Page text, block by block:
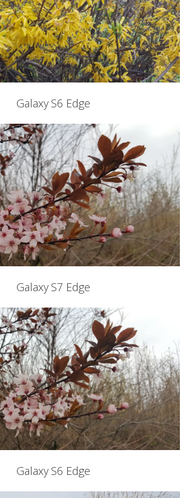
Galaxy S6 Edge
Galaxy S7 Edge
Galaxy S6 Edge